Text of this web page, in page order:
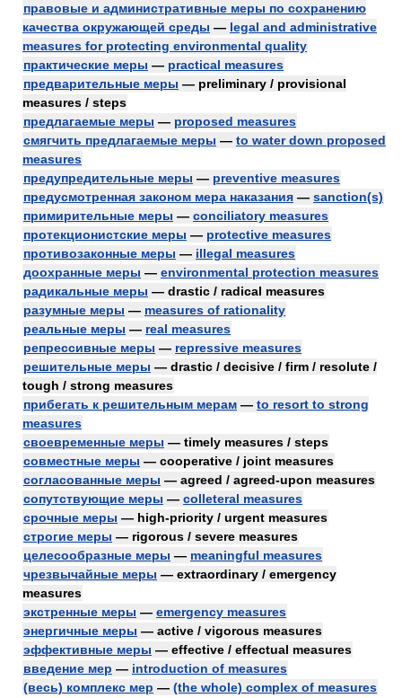
правовые и административные меры по сохранению
качества окружающей среды — legal and administrative
measures for protecting environmental quality
практические меры — practical measures
предварительные меры — preliminary / provisional
measures / steps
предлагаемые меры — proposed measures
смягчить предлагаемые меры — to water down proposed
measures
предупредительные меры — preventive measures
предусмотренная законом мера наказания — sanction(s)
примирительные меры — conciliatory measures
протекционистские меры — protective measures
противозаконные меры — illegal measures
доохранные меры — environmental protection measures
радикальные меры — drastic / radical measures
разумные меры — measures of rationality
реальные меры — real measures
репрессивные меры — repressive measures
решительные меры — drastic / decisive / firm / resolute /
tough / strong measures
прибегать к решительным мерам — to resort to strong
measures
своевременные меры — timely measures / steps
совместные меры — cooperative / joint measures
согласованные меры — agreed / agreed-upon measures
сопутствующие меры — colleteral measures
срочные меры — high-priority / urgent measures
строгие меры — rigorous / severe measures
целесообразные меры — meaningful measures
чрезвычайные меры — extraordinary / emergency
measures
экстренные меры — emergency measures
энергичные меры — active / vigorous measures
эффективные меры — effective / effectual measures
введение мер — introduction of measures
(весь) комплекс мер — (the whole) complex of measures